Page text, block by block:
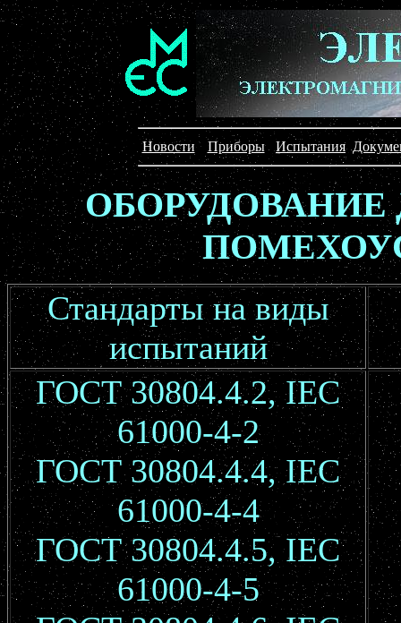
Новости Приборы Испытания
Стандарты на виды
испытаний
ГОСТ 30804.4.2, IEC
61000-4-2
ГОСТ 30804.4.4, IEC
61000-4-4
ГОСТ 30804.4.5, IEC
61000-4-5